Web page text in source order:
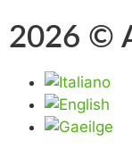
2026 ©